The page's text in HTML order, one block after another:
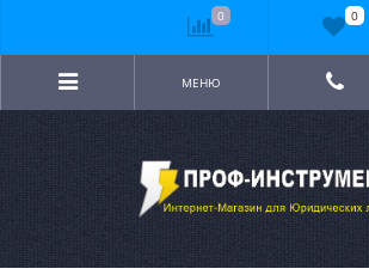
МЕНЮ
0 0